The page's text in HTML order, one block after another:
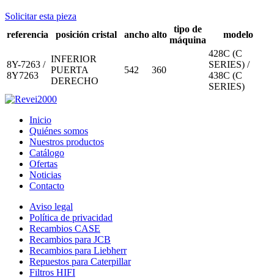
Solicitar esta pieza
referencia
posición cristal ancho alto
tipo de
máquina
modelo
8Y-7263 /
8Y7263
INFERIOR
PUERTA
DERECHO
542 360
428C (C
SERIES) /
438C (C
SERIES)
Inicio
Quiénes somos
Nuestros productos
Catálogo
Ofertas
Noticias
Contacto
Aviso legal
Política de privacidad
Recambios CASE
Recambios para JCB
Recambios para Liebherr
Repuestos para Caterpillar
Filtros HIFI